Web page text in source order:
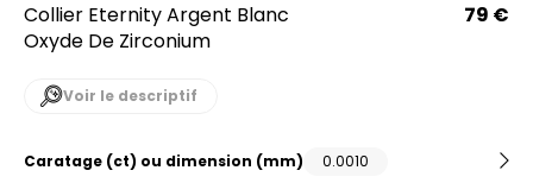
Collier Eternity Argent Blanc
Oxyde De Zirconium
79 €
Voir le descriptif
Caratage (ct) ou dimension (mm) 0.0010